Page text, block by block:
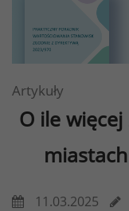
Artykuły
O ile
11.03.2025